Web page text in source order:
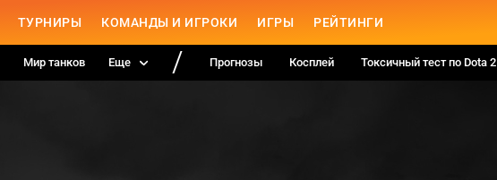
ТУРНИРЫ КОМАНДЫ И ИГРОКИ ИГРЫ РЕЙТИНГИ
Мир танков Еще Прогнозы Косплей Токсичный тест по Dota 2